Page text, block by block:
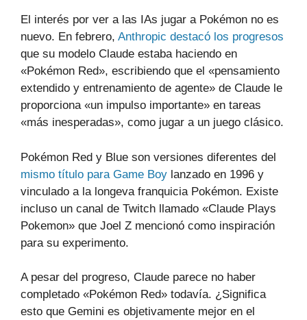
El interés por ver a las IAs jugar a Pokémon no es
nuevo. En febrero, Anthropic destacó los progresos
que su modelo Claude estaba haciendo en
«Pokémon Red», escribiendo que el «pensamiento
extendido y entrenamiento de agente» de Claude le
proporciona «un impulso importante» en tareas
«más inesperadas», como jugar a un juego clásico.
Pokémon Red y Blue son versiones diferentes del
mismo título para Game Boy lanzado en 1996 y
vinculado a la longeva franquicia Pokémon. Existe
incluso un canal de Twitch llamado «Claude Plays
Pokemon» que Joel Z mencionó como inspiración
para su experimento.
A pesar del progreso, Claude parece no haber
completado «Pokémon Red» todavía. ¿Significa
esto que Gemini es objetivamente mejor en el